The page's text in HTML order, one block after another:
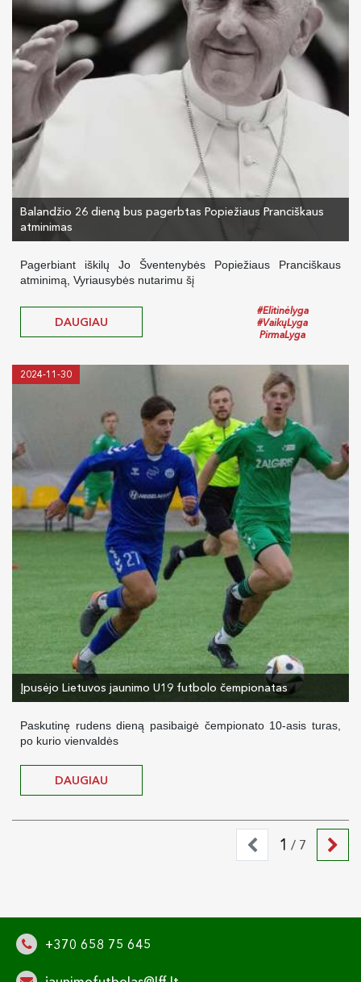
Balandžio 26 dieną bus pagerbtas Popiežiaus Pranciškaus
atminimas
Pagerbiant iškilų Jo Šventenybės Popiežiaus Pranciškaus
atminimą, Vyriausybės nutarimu šį
DAUGIAU
#Elitinėlyga
#VaikųLyga
PirmaLyga
2024-11-30
Įpusėjo Lietuvos jaunimo U19 futbolo čempionatas
Paskutinę rudens dieną pasibaigė čempionato 10-asis turas,
po kurio vienvaldės
DAUGIAU
1 / 7
+370 658 75 645